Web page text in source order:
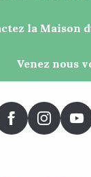
la Maison
Venez nous